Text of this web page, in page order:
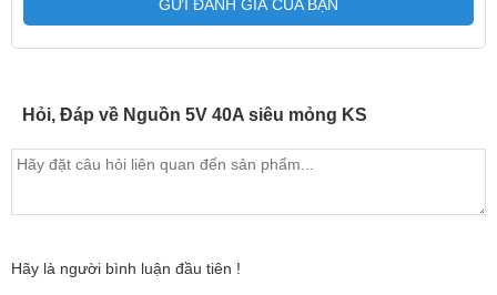
GỬI ĐÁNH GIÁ CỦA BẠN
Hỏi, Đáp về Nguồn 5V 40A siêu mỏng KS
Hãy là người bình luận đầu tiên !